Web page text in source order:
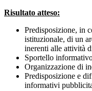
Risultato atteso:
Predisposizione, in
istituzionale, di un
inerenti alle attività
Sportello
Organizzazione di
Predisposizione e
informativi